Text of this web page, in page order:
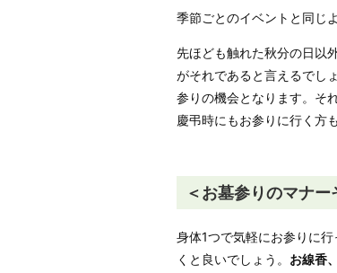
季節ごとのイベントと同じ
先ほども触れた秋分の日以
がそれであると言えるでし
参りの機会となります。そ
慶弔時にもお参りに行く方
＜お墓参りのマナ
身体1つで気軽にお参りに
くと良いでしょう。 お線香